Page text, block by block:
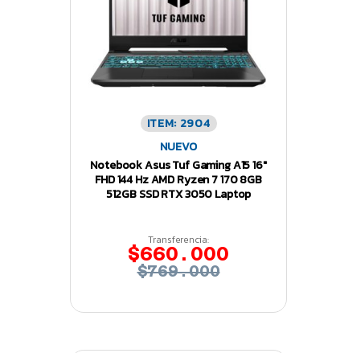
ITEM: 2904
NUEVO
Notebook Asus Tuf Gaming A15 16″
FHD 144 Hz AMD Ryzen 7 170 8GB
512GB SSD RTX 3050 Laptop
Transferencia:
$660.000
$769.000